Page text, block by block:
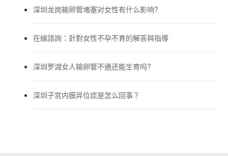
深圳龙岗输卵管堵塞对女性有什么影响?
在線諮詢：針對女性不孕不育的解答與指導
深圳罗湖女人输卵管不通还能生育吗?
深圳子宫内膜异位症是怎么回事？